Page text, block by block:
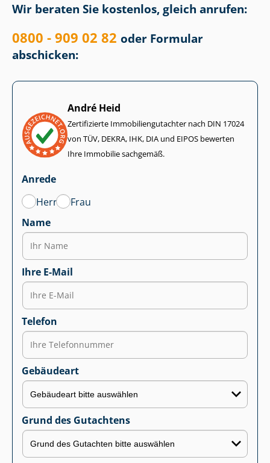
Wir beraten Sie kostenlos, gleich anrufen:
0800 - 909 02 82 oder Formular
abschicken:
André Heid
Zertifizierte Im­mo­bi­li­en­gut­ach­ter nach DIN 17024
von TÜV, DEKRA, IHK, DIA und EIPOS bewerten
Ihre Immobilie sachgemäß.
Anrede
Herr
Frau
Name
Ihre E-Mail
Telefon
Gebäudeart
Grund des Gutachtens